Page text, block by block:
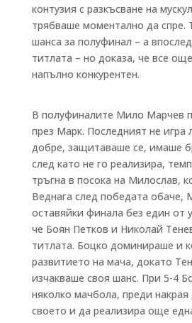
контузия с разкъсване на
трябваше моментално да спре.
шанса за полуфинал – а
титлата – но доказа, че все
напълно конкурентен.
В полуфиналите Мило Марчев
през Марк. Последният не
добре, защитаваше се, имаше
след като не го реализира,
тръгна в посока на Милослав,
Веднага след победата обаче,
оставяйки финала без един от
че Боян Петков и Николай
титлата. Боцко доминираше и
развитието на мача, докато
изчакваше своя шанс. При 5-4
няколко мачбола, преди накрая
своето и да реализира още